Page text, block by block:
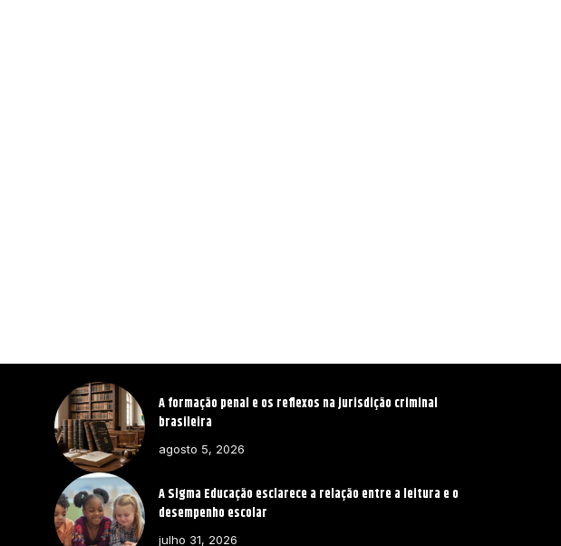
A formação penal e os reflexos na jurisdição criminal
brasileira
agosto 5, 2026
A Sigma Educação esclarece a relação entre a leitura e o
desempenho escolar
julho 31, 2026